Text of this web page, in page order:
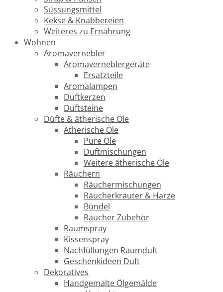
Süssungsmittel
Kekse & Knabbereien
Weiteres zu Ernährung
Wohnen
Aromavernebler
Aromaverneblergeräte
Ersatzteile
Aromalampen
Duftkerzen
Duftsteine
Düfte & ätherische Öle
Ätherische Öle
Pure Öle
Duftmischungen
Weitere ätherische Öle
Räuchern
Räuchermischungen
Räucherkräuter & Harze
Bündel
Räucher Zubehör
Raumspray
Kissenspray
Nachfüllungen Raumduft
Geschenkideen Duft
Dekoratives
Handgemalte Ölgemälde